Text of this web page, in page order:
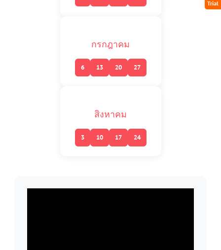
Trial
กรกฎาคม
6 13 20 27
สิงหาคม
3 10 17 24